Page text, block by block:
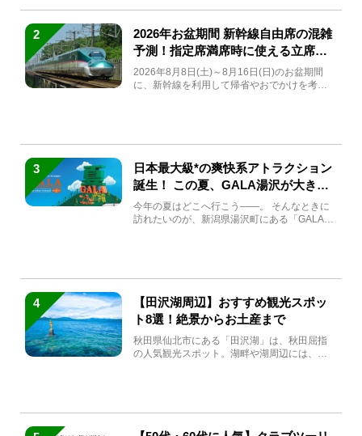
2
2026年お盆期間 新幹線自由席の混雑
予測！指定席満席時に使える立席特
急券も解説
2026年8月8日(土)～8月16日(日)のお盆期間
に、新幹線を利用して帰省やおでかけを考え
3
日本最大級*の爽快系アトラクション
誕生！ この夏、GALA湯沢が大きく
生まれ変わる
今年の夏はどこへ行こう――。 そんなときに
訪れたいのが、新潟県湯沢町にある「GALA湯
4
【田沢湖周辺】おすすめ観光スポッ
ト8選！絶景からお土産まで
秋田県仙北市にある「田沢湖」は、秋田屈指
の人気観光スポット。湖畔や湖周辺には、田